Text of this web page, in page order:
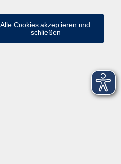
Alle Cookies akzeptieren und
schließen